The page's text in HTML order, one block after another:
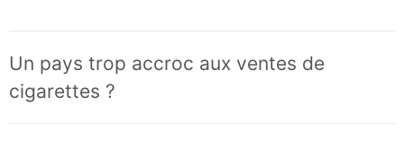
Un pays trop accroc aux ventes de
cigarettes ?